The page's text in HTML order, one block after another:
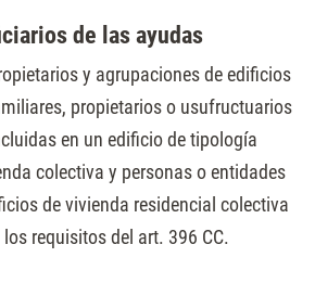
de las ayudas
y agrupaciones de edificios
propietarios o usufructuarios
en un edificio de tipología
colectiva y personas o entidades
de vivienda residencial colectiva
requisitos del art. 396 CC.